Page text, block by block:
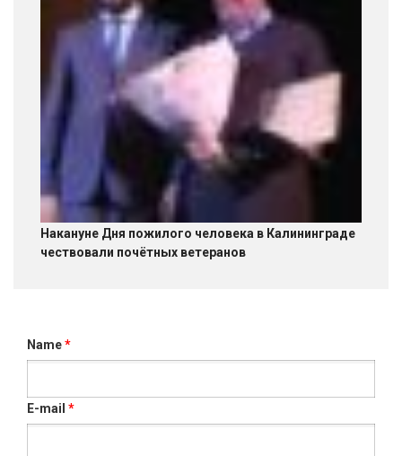
Накануне Дня пожилого человека в Калининграде
чествовали почётных ветеранов
Name*
E-mail *